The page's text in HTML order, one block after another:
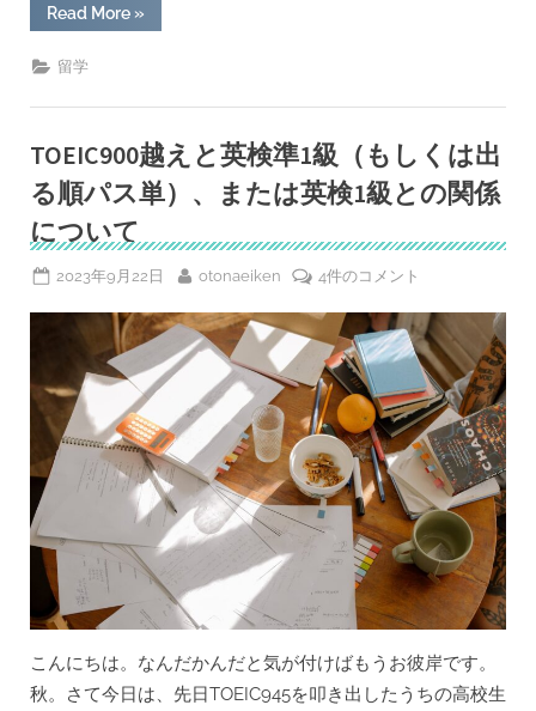
Read More“銃
社
ル-
校
生
の
交
留
学
で
ト
ラ
ブ
(前
編)”
»
留学
TOEIC900越えと英検準1級（もしくは出
る順パス単）、または英検1級との関係
について
Posted
2023年9月22日 By
otonaeiken
TOEIC900
と
英
検
準
1
級
（も
し
く
は
出
順
パ
4件のコメント
こんにちは。なんだかんだと気が付けばもうお彼岸です。
秋。さて今日は、先日TOEIC945を叩き出したうちの高校生